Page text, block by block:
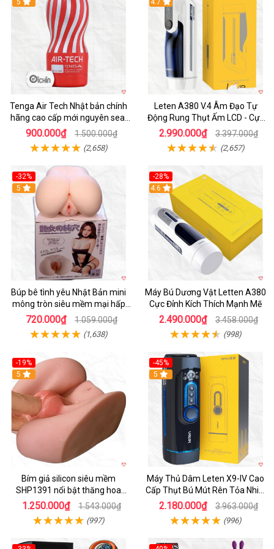
Tenga Air Tech Nhật bản chính
hãng cao cấp mới nguyên seal
giá tốt
900.000₫ 1.500.000₫
(2,658)
Leten A380 V.4 Âm Đạo Tự
Động Rung Thụt Ấm LCD - Cực
Phê
2.990.000₫ 3.397.000₫
(2,657)
-32%
Hot
5
Búp bê tình yêu Nhật Bản mini
mông tròn siêu mềm mại hấp
dẫn
720.000₫ 1.059.000₫
(1,638)
-28%
Hot
4.6
Máy Bú Dương Vật Letten A380
Cực Đỉnh Kích Thích Mạnh Mẽ
2.490.000₫ 3.458.000₫
(998)
-19%
Hot
5
Bím giả silicon siêu mềm
SHP1391 nổi bật thăng hoa
hoàn hảo
1.250.000₫ 1.543.000₫
(997)
-45%
Hot
5
Máy Thủ Dâm Leten X9-IV Cao
Cấp Thụt Bú Mút Rên Tỏa Nhiệt
Sạc Pin
2.180.000₫ 3.963.000₫
(996)